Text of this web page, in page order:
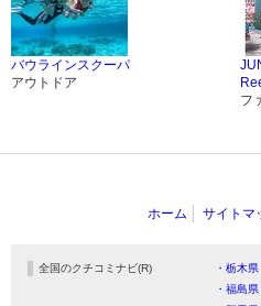
バウラインスクーパ
アウトドア
フ
ホーム サイトマ
全国のクチコミナビ(R) ・栃木
・福島